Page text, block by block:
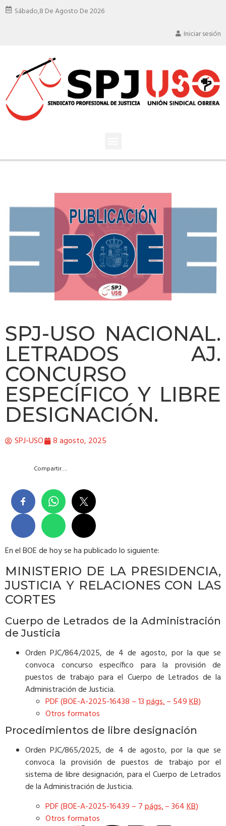
Sábado,8 De Agosto De 2026
Iniciar sesión
SPJ-USO NACIONAL.
LETRADOS AJ.
CONCURSO
ESPECÍFICO Y LIBRE
DESIGNACIÓN.
SPJ-USO 8 agosto, 2025
Compartir….
En el BOE de hoy se ha publicado lo siguiente:
MINISTERIO DE LA PRESIDENCIA,
JUSTICIA Y RELACIONES CON LAS
CORTES
Cuerpo de Letrados de la Administración
de Justicia
Orden PJC/864/2025, de 4 de agosto, por la que se
convoca concurso específico para la provisión de
puestos de trabajo para el Cuerpo de Letrados de la
Administración de Justicia.
PDF (BOE-A-2025-16438 – 13págs.– 549KB)
Otros formatos
Procedimientos de libre designación
Orden PJC/865/2025, de 4 de agosto, por la que se
convoca la provisión de puestos de trabajo por el
sistema de libre designación, para el Cuerpo de Letrados
de la Administración de Justicia.
PDF (BOE-A-2025-16439 – 7págs.– 364KB)
Otros formatos